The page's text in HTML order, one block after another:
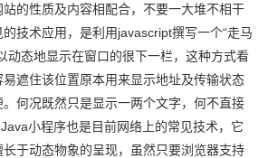
的性质及内容相配合，不要一大堆不相干
技术应用，是利用javascript撰写一个“走马
动态地显示在窗口的很下一栏，这种方式看
遮住该位置原本用来显示地址及传输状态
何况既然只是显示一两个文字，何不直接
小程序也是目前网络上的常见技术，它
于动态物象的呈现，虽然只要浏览器支持